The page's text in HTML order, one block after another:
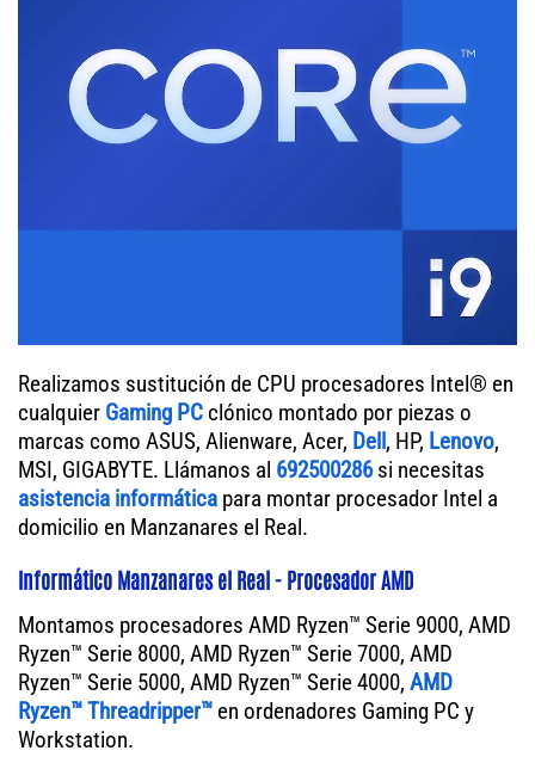
Realizamos sustitución de CPU procesadores Intel® en
cualquier Gaming PC clónico montado por piezas o
marcas como ASUS, Alienware, Acer, Dell, HP, Lenovo,
MSI, GIGABYTE. Llámanos al 692500286si necesitas
asistencia informática para montar procesador Intel a
domicilio en Manzanares el Real.
Informático Manzanares el Real - Procesador AMD
Montamos procesadores AMD Ryzen™ Serie 9000, AMD
Ryzen™ Serie 8000, AMD Ryzen™ Serie 7000, AMD
Ryzen™ Serie 5000, AMD Ryzen™ Serie 4000, AMD
Ryzen™ Threadripper™ en ordenadores Gaming PC y
Workstation.